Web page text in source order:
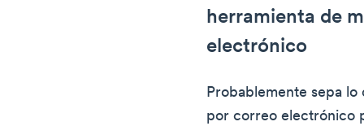
herramienta de
electrónico
Probablemente sepa
por correo electrónico